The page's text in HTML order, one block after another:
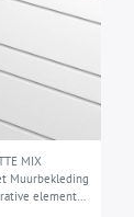
MIX
Muurbekleding
element